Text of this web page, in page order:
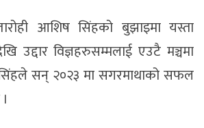
आशिष सिंहको बुझाइमा यस्ता
उद्दार विज्ञहरुसम्मलाई एउटै मञ्चमा
सन् २०२३ मा सगरमाथाको सफल